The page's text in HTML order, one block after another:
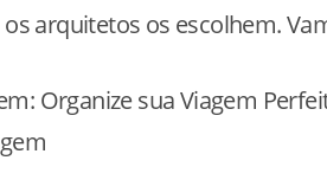
arquitetos os escolhem.